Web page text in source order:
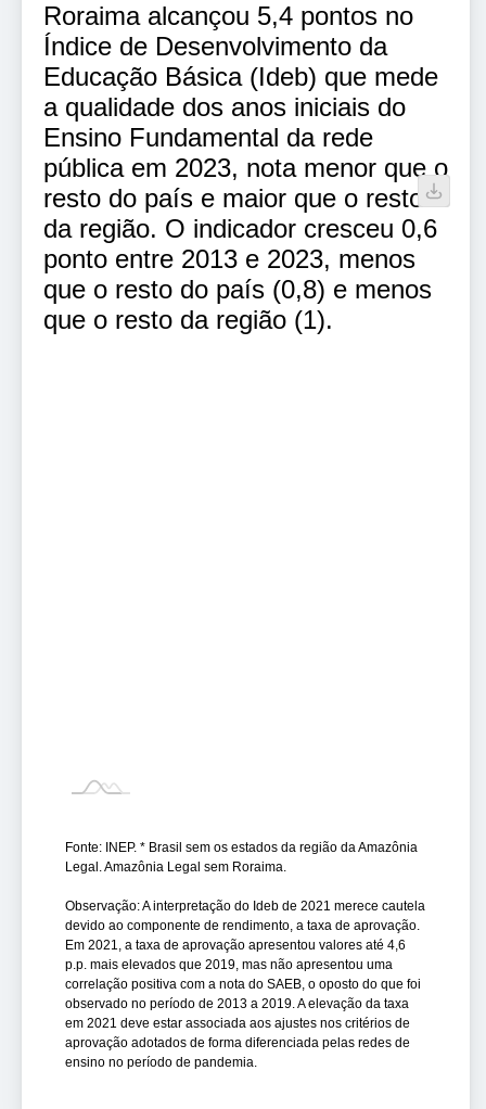
Roraima alcançou 5,4 pontos no
Índice de Desenvolvimento da
Educação Básica (Ideb) que mede
a qualidade dos anos iniciais do
Ensino Fundamental da rede
pública em 2023, nota menor que o
resto do país e maior que o resto
da região. O indicador cresceu 0,6
ponto entre 2013 e 2023, menos
que o resto do país (0,8) e menos
que o resto da região (1).
Fonte: INEP. * Brasil sem os estados da região da Amazônia
Legal. Amazônia Legal sem Roraima.
Observação: A interpretação do Ideb de 2021 merece cautela
devido ao componente de rendimento, a taxa de aprovação.
Em 2021, a taxa de aprovação apresentou valores até 4,6
p.p. mais elevados que 2019, mas não apresentou uma
correlação positiva com a nota do SAEB, o oposto do que foi
observado no período de 2013 a 2019. A elevação da taxa
em 2021 deve estar associada aos ajustes nos critérios de
aprovação adotados de forma diferenciada pelas redes de
ensino no período de pandemia.